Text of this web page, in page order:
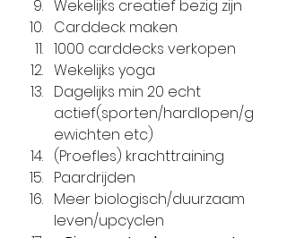
Wekelijks creatief bezig zijn
Carddeck maken
1000 carddecks verkopen
Wekelijks yoga
Dagelijks min 20 echt
actief(sporten/hardlopen/g
ewichten etc)
(Proefles) krachttraining
Paardrijden
Meer biologisch/duurzaam
leven/upcyclen